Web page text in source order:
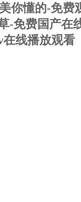
你懂的-免
-免费国产
在线播放观看